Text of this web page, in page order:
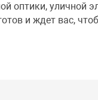
оптики, уличной
и ждет вас,